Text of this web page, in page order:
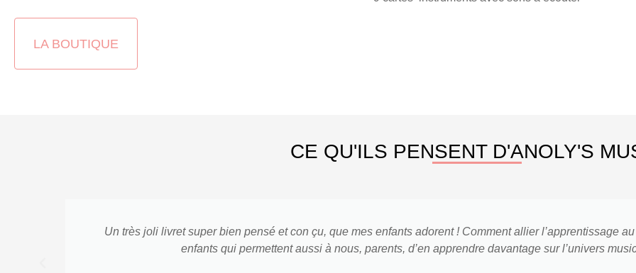
LA BOUTIQUE
CE QU'ILS PENSENT D'ANOLY'S
Un très joli livret super bien pensé et con çu, que mes enfants adorent ! Comment allier l’apprentissage
enfants qui permettent aussi à nous, parents, d’en apprendre davantage sur l’univers